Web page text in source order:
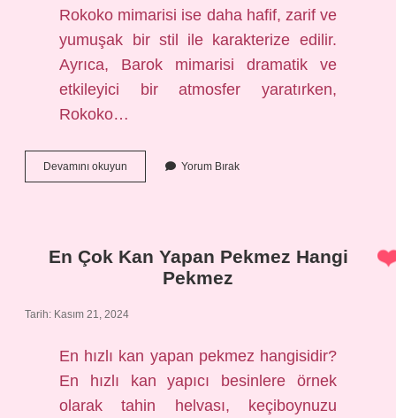
Rokoko mimarisi ise daha hafif, zarif ve
yumuşak bir stil ile karakterize edilir.
Ayrıca, Barok mimarisi dramatik ve
etkileyici bir atmosfer yaratırken,
Rokoko…
Devamını okuyun
Hangi
Yorum Bırak
En Çok Kan Yapan Pekmez Hangi
Pekmez
Tarih: Kasım 21, 2024
En hızlı kan yapan pekmez hangisidir?
En hızlı kan yapıcı besinlere örnek
olarak tahin helvası, keçiboynuzu